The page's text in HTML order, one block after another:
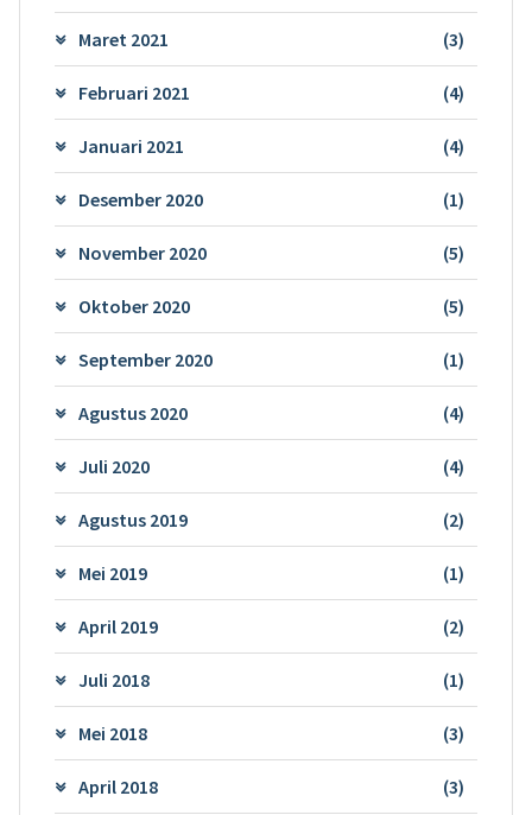
Maret 2021 (3)
Februari 2021 (4)
Januari 2021 (4)
Desember 2020 (1)
November 2020 (5)
Oktober 2020 (5)
September 2020 (1)
Agustus 2020 (4)
Juli 2020 (4)
Agustus 2019 (2)
Mei 2019 (1)
April 2019 (2)
Juli 2018 (1)
Mei 2018 (3)
April 2018 (3)